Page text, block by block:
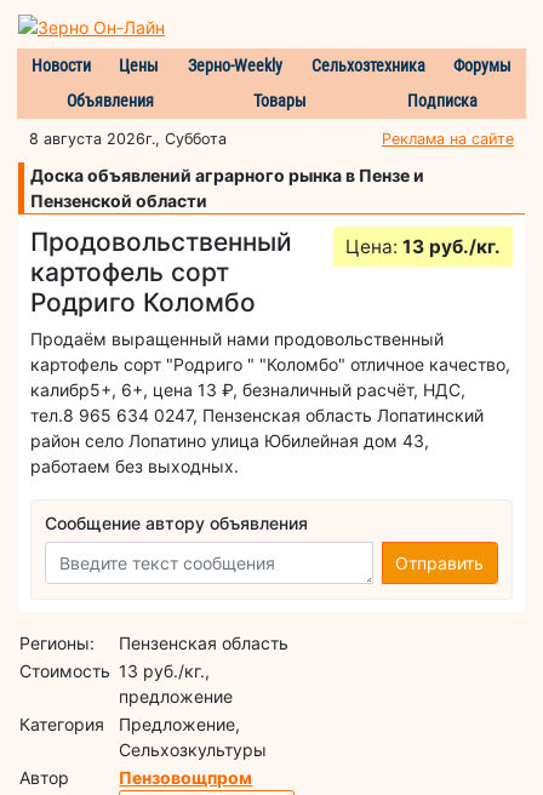
Новости Цены Зерно-Weekly Сельхозтехника
Форумы
Объявления
Товары Подписка
8 августа 2026г., Суббота Реклама на сайте
Доска объявлений аграрного рынка в Пензе и
Пензенской области
Продовольственный
картофель сорт
Родриго Коломбо
Цена: 13 руб./кг.
Продаём выращенный нами продовольственный
картофель сорт "Родриго " "Коломбо" отличное качество,
калибр5+, 6+, цена 13 ₽, безналичный расчёт, НДС,
тел.8 965 634 0247, Пензенская область Лопатинский
район село Лопатино улица Юбилейная дом 43,
работаем без выходных.
Сообщение автору объявления
Отправить
Регионы:
Пензенская область
Стоимость 13 руб./кг.,
предложение
Категория
Предложение,
Сельхозкультуры
Автор
Пензовощпром